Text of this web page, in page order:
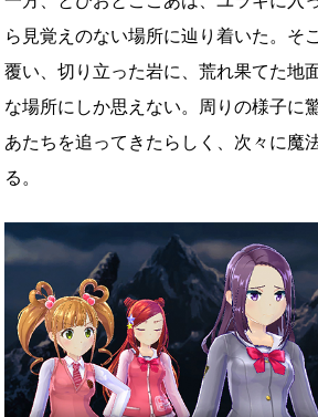
ら見覚えのない場所に辿り着いた。そ
覆い、切り立った岩に、荒れ果てた地
な場所にしか思えない。周りの様子に
あたちを追ってきたらしく、次々に魔
る。